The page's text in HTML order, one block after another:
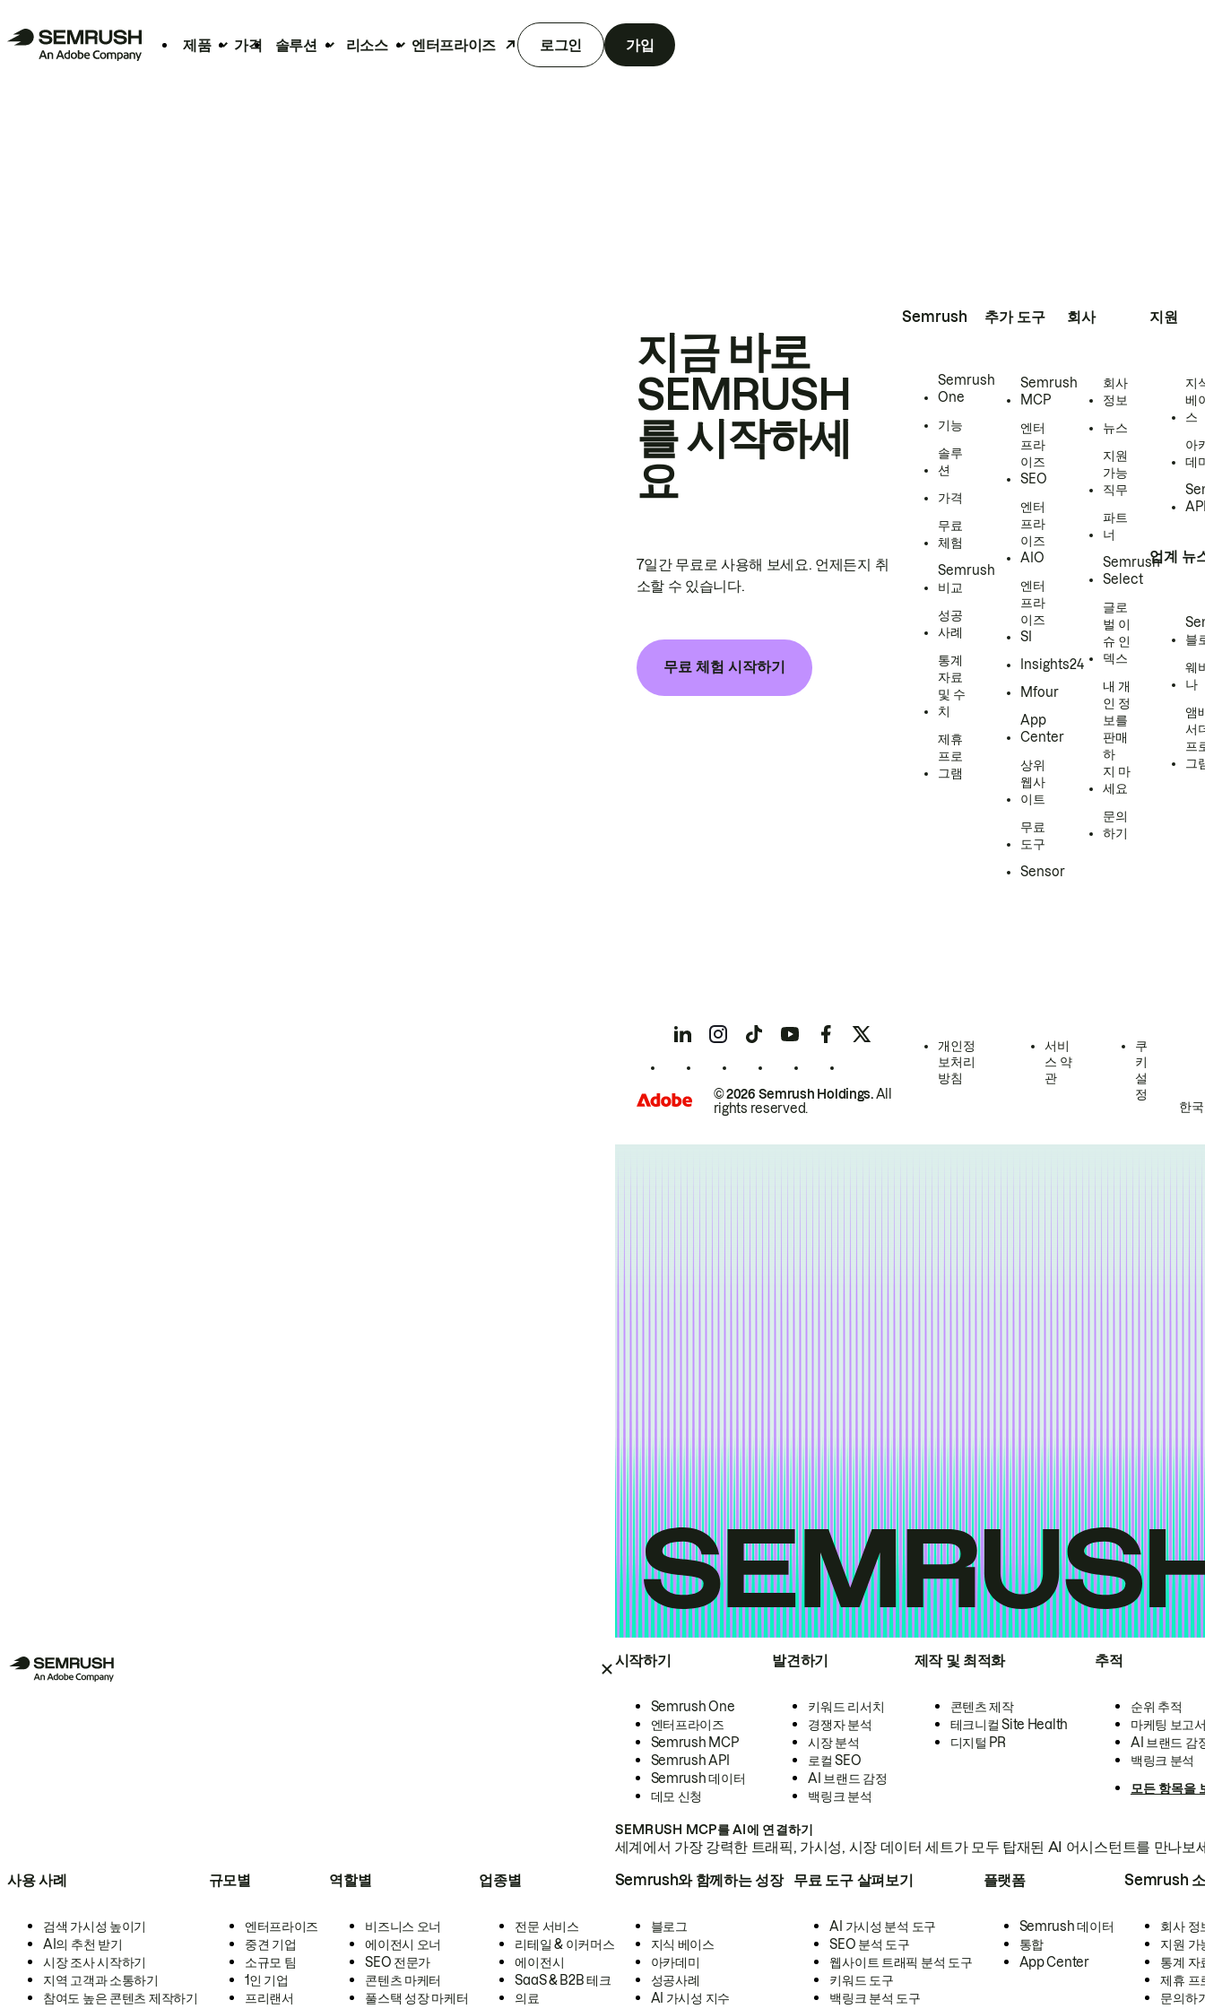
제품 가격 솔루션 리소스 엔터프라이즈 로그인 가입
시작하기
Semrush One
엔터프라이즈
Semrush MCP
Semrush API
Semrush 데이터
데모 신청
발견하기
키워드 리서치
경쟁자 분석
시장 분석
로컬 SEO
AI 브랜드 감정
백링크 분석
제작 및 최적화
콘텐츠 제작
테크니컬 Site Health
디지털 PR
추적
순위 추적
마케팅 보고
AI 브랜드 감
백링크 분석
모든 항목을
SEMRUSH MCP를 AI에 연결하기
세계에서 가장 강력한 트래픽, 가시성, 시장 데이터 세트가 모두 탑재된 AI 어시스턴트를 만나보
사용 사례
검색 가시성 높이기
AI의 추천 받기
시장 조사 시작하기
지역 고객과 소통하기
참여도 높은 콘텐츠 제작하기
규모별
엔터프라이즈
중견 기업
소규모 팀
1인 기업
프리랜서
역할별
비즈니스 오너
에이전시 오너
SEO 전문가
콘텐츠 마케터
풀스택 성장 마케터
업종별
전문 서비스
리테일 & 이커머스
에이전시
SaaS & B2B 테크
의료
Semrush와 함께하는 성장
블로그
지식 베이스
아카데미
성공사례
AI 가시성 지수
무료 도구 살펴보기
AI 가시성 분석 도구
SEO 분석 도구
웹사이트 트래픽 분석 도구
키워드 도구
백링크 분석 도구
플랫폼
Semrush 데이터
통합
App Center
Semrush
회사 정
지원 가
통계 자
제휴 프
문의하
지금 바로
SEMRUSH
를 시작하세
요
7일간 무료로 사용해 보세요. 언제든지 취
소할 수 있습니다.
무료 체험 시작하기
Semrush
Semrush
One
기능
솔루
션
가격
무료
체험
Semrush
비교
성공
사례
통계
자료
및 수
치
제휴
프로
그램
추가 도구
Semrush
MCP
엔터
프라
이즈
SEO
엔터
프라
이즈
AIO
엔터
프라
이즈
SI
Insights24
Mfour
App
Center
상위
웹사
이트
무료
도구
Sensor
회사
회사
정보
뉴스
지원
가능
직무
파트
너
Semrush
Select
글로
벌 이
슈 인
덱스
내 개
인 정
보를
판매
하
지 마
세요
문의
하기
지원
지
베
스
아
데
업계 뉴
블
웨
나
앰
서
프
그
© 2026 Semrush Holdings.All
rights reserved.
개인정
보처리
방침
서비
스 약
관
쿠
키
설
정
한